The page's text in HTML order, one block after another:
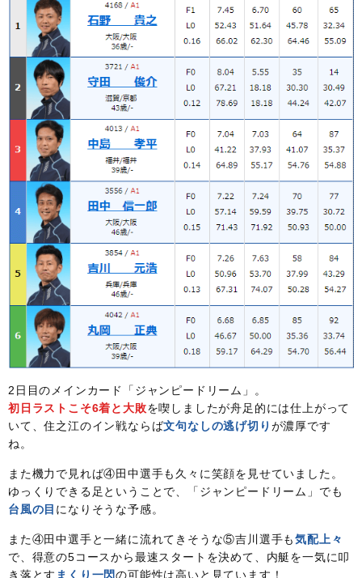
2日目のメインカード「ジャンピードリーム」。
初日ラストこそ6着と大敗を喫しましたが舟足的には仕上がって
いて、住之江のイン戦ならば文句なしの逃げ切り が濃厚です
ね。
また機力で見れば④田中選手も久々に笑顔を見せていました。
ゆっくりできる足ということで、「ジャンピードリーム」でも
台風の目 になりそうな予感。
また④田中選手と一緒に流れてきそうな⑤吉川選手も気配上々
で、得意の5コースから最速スタートを決めて、内艇を一気に叩
き落とす まくり一閃の可能性は高いと見ています！